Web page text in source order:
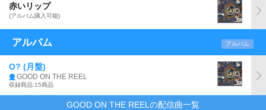
赤いリップ
(アルバム購入可能)
アルバム アルバム
O? (月盤)
GOOD ON THE REEL
収録商品:15商品
GOOD ON THE REELの配信曲一覧